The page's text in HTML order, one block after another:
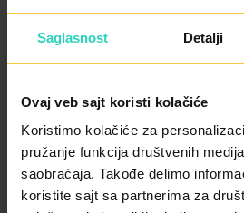
Saglasnost Detalji
Ovaj veb sajt koristi kolačiće
Koristimo kolačiće za
pružanje funkcija društvenih
saobraćaja. Takođe delimo
koristite sajt sa partnerima za
🔹 Višestruke neuspješne IVF
🔹 Tanak endometrijum
🔹 Idiopatski sterilitet